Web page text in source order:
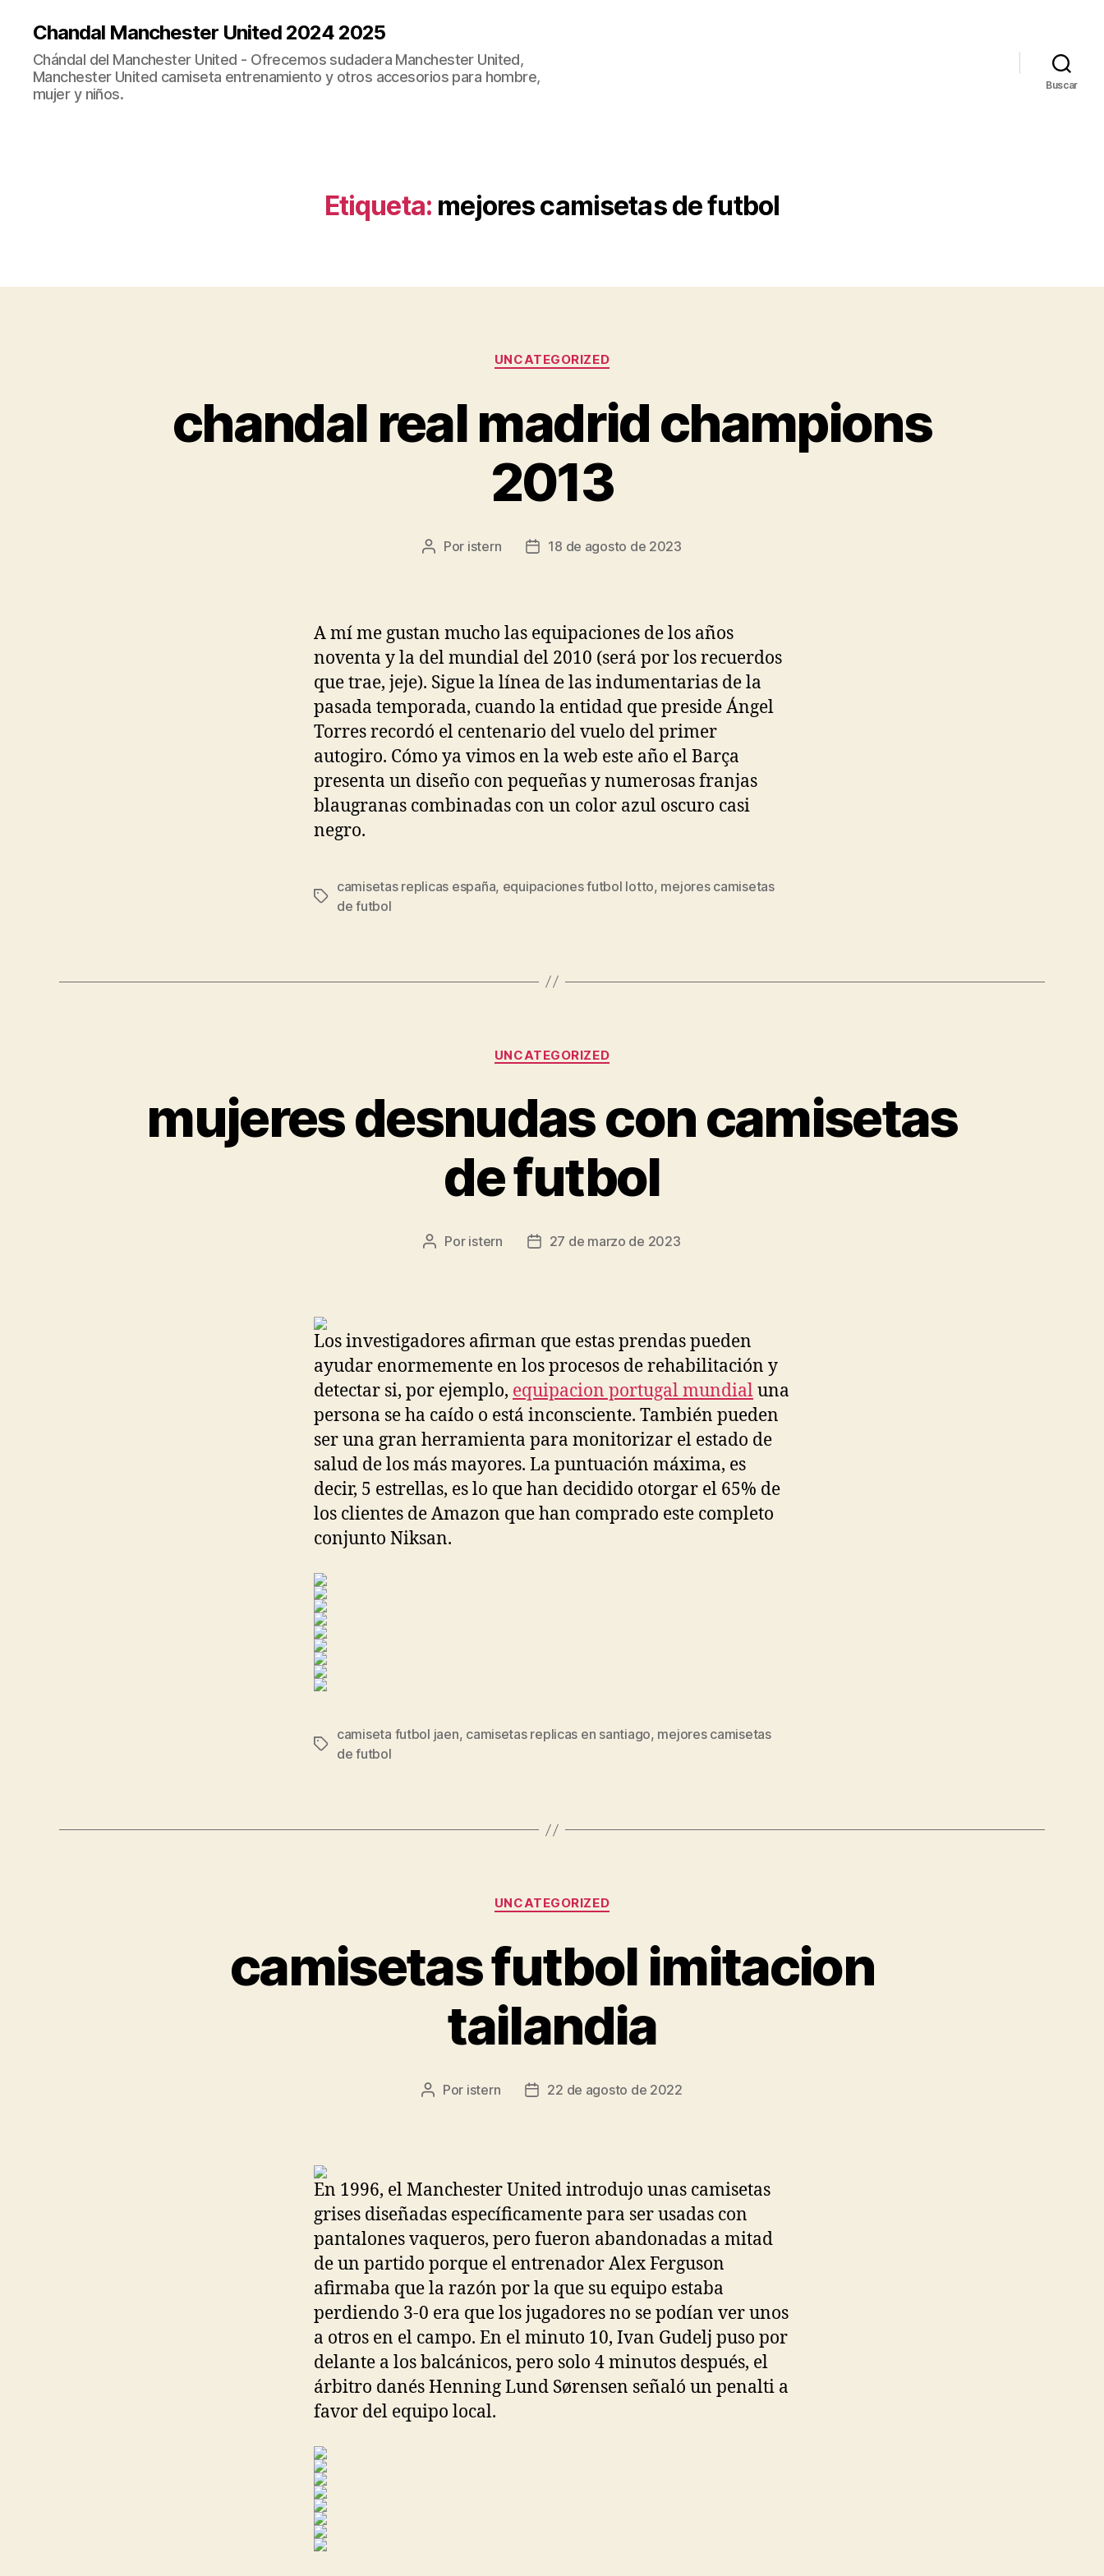
Chandal Manchester United 2024 2025
Chándal del Manchester United - Ofrecemos sudadera Manchester United,
Manchester United camiseta entrenamiento y otros accesorios para hombre,
mujer y niños.
Buscar
Etiqueta: mejores camisetas de futbol
Categorías
UNCATEGORIZED
chandal real madrid champions
2013
Autor
Por istern
Fecha18 de agosto de 2023
A mí me gustan mucho las equipaciones de los años
noventa y la del mundial del 2010 (será por los recuerdos
que trae, jeje). Sigue la línea de las indumentarias de la
pasada temporada, cuando la entidad que preside Ángel
Torres recordó el centenario del vuelo del primer
autogiro. Cómo ya vimos en la web este año el Barça
presenta un diseño con pequeñas y numerosas franjas
blaugranas combinadas con un color azul oscuro casi
negro.
Etiquetas
camisetas replicas españa, equipaciones futbol lotto, mejores camisetas
de futbol
Categorías
UNCATEGORIZED
mujeres desnudas con camisetas
de futbol
Autor
Por istern
Fecha27 de marzo de 2023
Los investigadores afirman que estas prendas pueden
ayudar enormemente en los procesos de rehabilitación y
detectar si, por ejemplo, equipacion portugal mundialuna
persona se ha caído o está inconsciente. También pueden
ser una gran herramienta para monitorizar el estado de
salud de los más mayores. La puntuación máxima, es
decir, 5 estrellas, es lo que han decidido otorgar el 65% de
los clientes de Amazon que han comprado este completo
conjunto Niksan.
Etiquetas
camiseta futbol jaen, camisetas replicas en santiago, mejores camisetas
de futbol
Categorías
UNCATEGORIZED
camisetas futbol imitacion
tailandia
Autor
Por istern
Fecha22 de agosto de 2022
En 1996, el Manchester United introdujo unas camisetas
grises diseñadas específicamente para ser usadas con
pantalones vaqueros, pero fueron abandonadas a mitad
de un partido porque el entrenador Alex Ferguson
afirmaba que la razón por la que su equipo estaba
perdiendo 3-0 era que los jugadores no se podían ver unos
a otros en el campo. En el minuto 10, Ivan Gudelj puso por
delante a los balcánicos, pero solo 4 minutos después, el
árbitro danés Henning Lund Sørensen señaló un penalti a
favor del equipo local.